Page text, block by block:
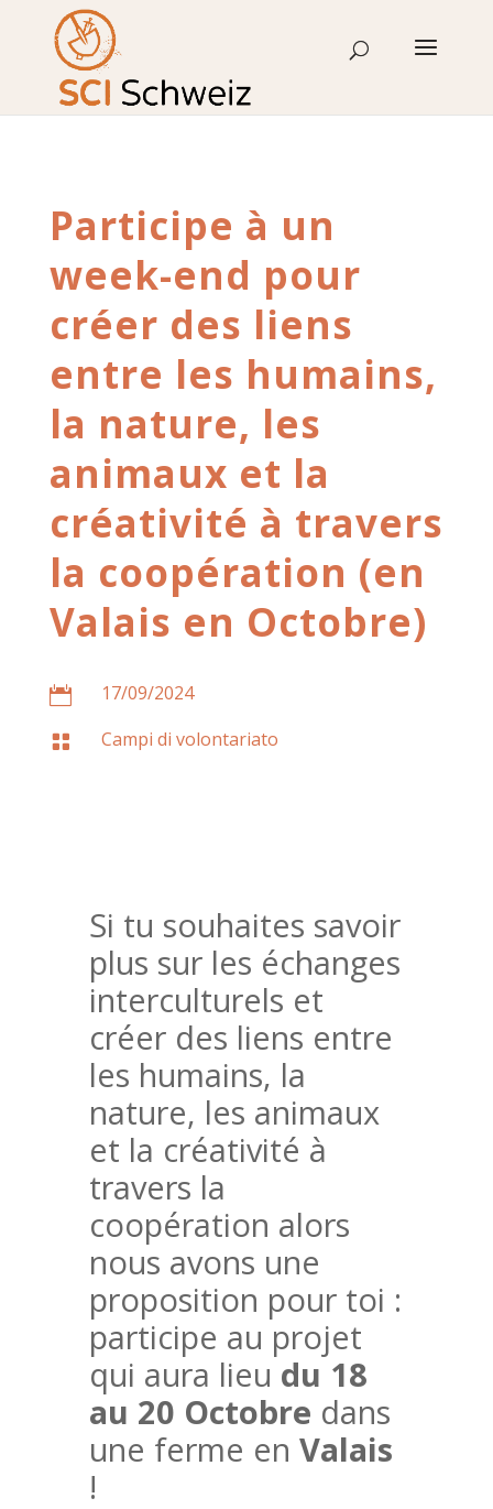
content
Participe à un
week-end pour
créer des liens
entre les humains,
la nature, les
animaux et la
créativité à travers
la coopération (en
Valais en Octobre)
 17/09/2024
 Campi di volontariato
Si tu souhaites savoir
plus sur les échanges
interculturels et
créer des liens entre
les humains, la
nature, les animaux
et la créativité à
travers la
coopération alors
nous avons une
proposition pour toi :
participe au projet
qui aura lieu du 18
au 20 Octobre dans
une ferme en Valais
!